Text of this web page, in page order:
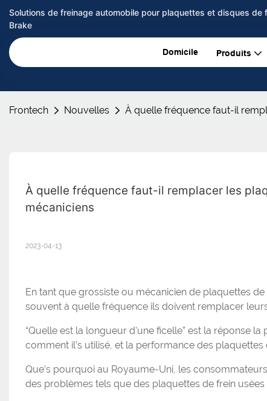
Solutions de freinage automobile pour plaquettes et disques
Brake
Domicile Produits
Frontech Nouvelles À quelle fréquence faut-il
À quelle fréquence faut-il remplacer les
mécaniciens
2023-04-13
En tant que grossiste ou mécanicien de plaquettes
souvent à quelle fréquence ils doivent remplacer
“Quelle est la longueur d'une ficelle” est la réponse
comment il’s utilisé, et la performance des plaquettes
Que’s pourquoi au Royaume-Uni, les
des problèmes tels que des plaquettes de frein